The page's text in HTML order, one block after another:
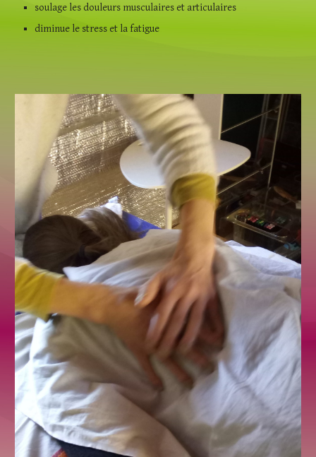
soulage les douleurs musculaires et articulaires
diminue le stress et la fatigue